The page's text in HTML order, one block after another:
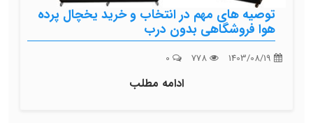
توصیه های مهم در انتخاب و خرید یخچال پرده
هوا فروشگاهی بدون درب
ادامه مطلب